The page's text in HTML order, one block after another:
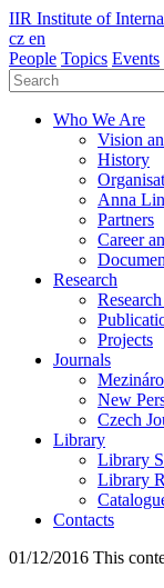
IIR Institute of
cz en
People Topics Events
Who We Are
Vision
History
Anna
Partners
Career
Research
Projects
Journals
New
Czech
Library
Library
Library
Contacts
01/12/2016 This